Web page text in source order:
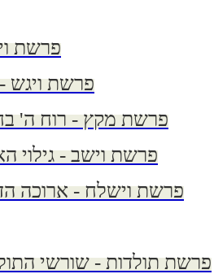
פרשת
פרשת ויגש
פרשת מקץ - רוח ה'
פרשת וישב - גילוי
פרשת וישלח - ארוכה
פרשת תולדות - שורשי